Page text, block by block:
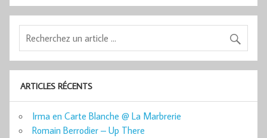
ARTICLES RÉCENTS
Irma en Carte Blanche @ La Marbrerie
Romain Berrodier – Up There